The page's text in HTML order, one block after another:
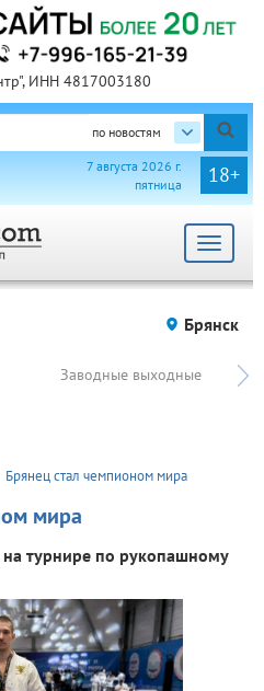
ИНН 4817003180
по новостям
18+
7 августа 2026 г.
пятница
Toggle
Брянск
Заводные выходные
Брянец стал чемпионом мира
мира
турнире по рукопашному